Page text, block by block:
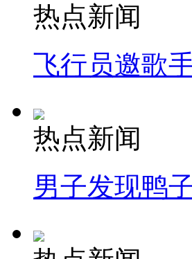
热点新闻
飞行员邀歌
热点新闻
男子发现鸭